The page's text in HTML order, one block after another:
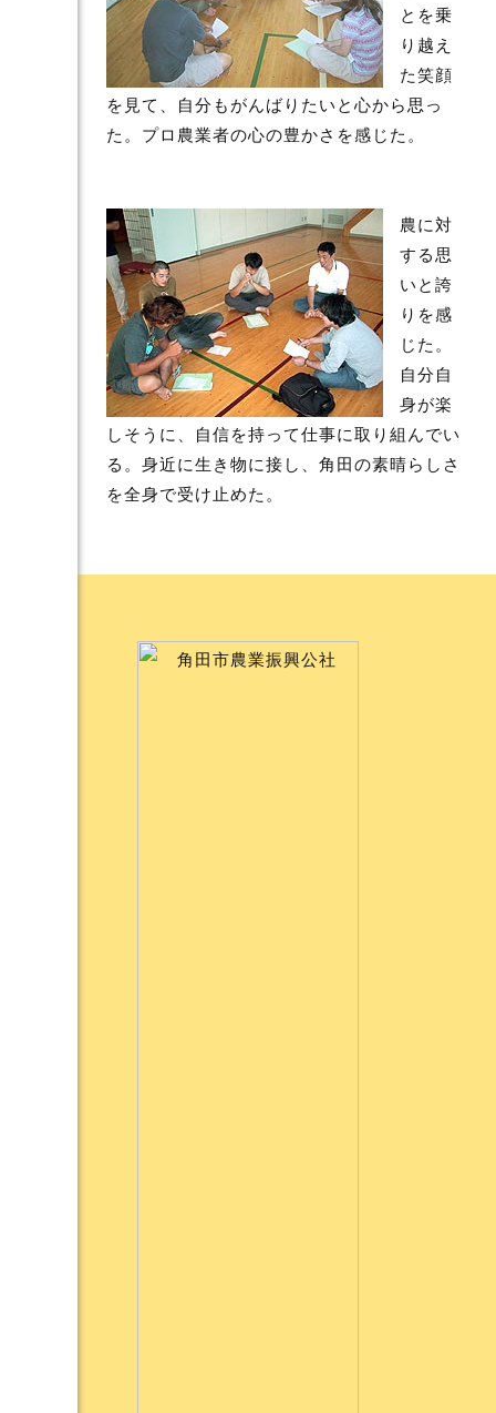
とを乗
り越え
た笑顔
を見て、自分もがんばりたいと心から思っ
た。プロ農業者の心の豊かさを感じた。
農に対
する思
いと誇
りを感
じた。
自分自
身が楽
しそうに、自信を持って仕事に取り組んでい
る。身近に生き物に接し、角田の素晴らしさ
を全身で受け止めた。